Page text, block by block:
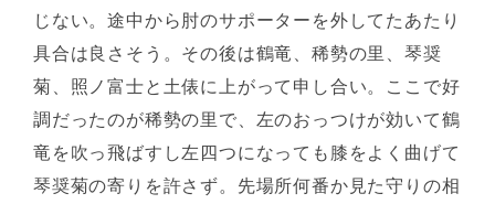
じない。途中から肘のサポーターを外してたあたり
具合は良さそう。その後は鶴竜、稀勢の里、琴奨
菊、照ノ富士と土俵に上がって申し合い。ここで好
調だったのが稀勢の里で、左のおっつけが効いて鶴
竜を吹っ飛ばすし左四つになっても膝をよく曲げて
琴奨菊の寄りを許さず。先場所何番か見た守りの相